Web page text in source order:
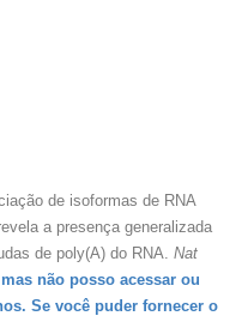
de isoformas de RNA
a presença generalizada
de poly(A) do RNA. Nat
não posso acessar ou
Se você puder fornecer o